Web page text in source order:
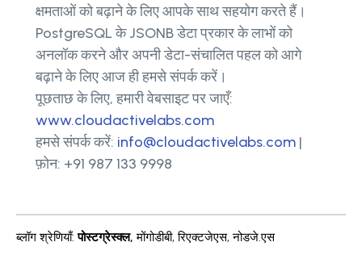
क्षमताओं को बढ़ाने के लिए आपके साथ सहयोग करते हैं।
PostgreSQL के JSONB डेटा प्रकार के लाभों को
अनलॉक करने और अपनी डेटा-संचालित पहल को आगे
बढ़ाने के लिए आज ही हमसे संपर्क करें।
पूछताछ के लिए, हमारी वेबसाइट पर जाएँ:
www.cloudactivelabs.com
हमसे संपर्क करें: info@cloudactivelabs.com |
फ़ोन: +91 987 133 9998
ब्लॉग श्रेणियाँ: पोस्टग्रेस्क्ल, मोंगोडीबी,रिएक्टजेएस,नोडजे.एस